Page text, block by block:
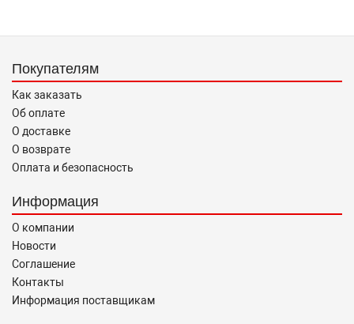
«О защите прав потребителей».
Покупателям
Как заказать
Об оплате
О доставке
О возврате
Оплата и безопасность
Информация
О компании
Новости
Соглашение
Контакты
Информация поставщикам